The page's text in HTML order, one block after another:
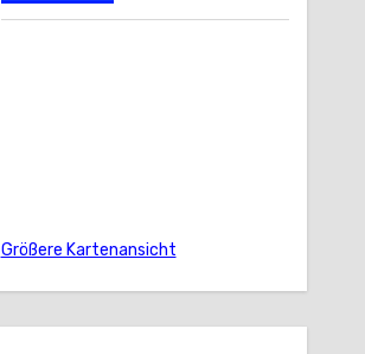
Größere Kartenansicht